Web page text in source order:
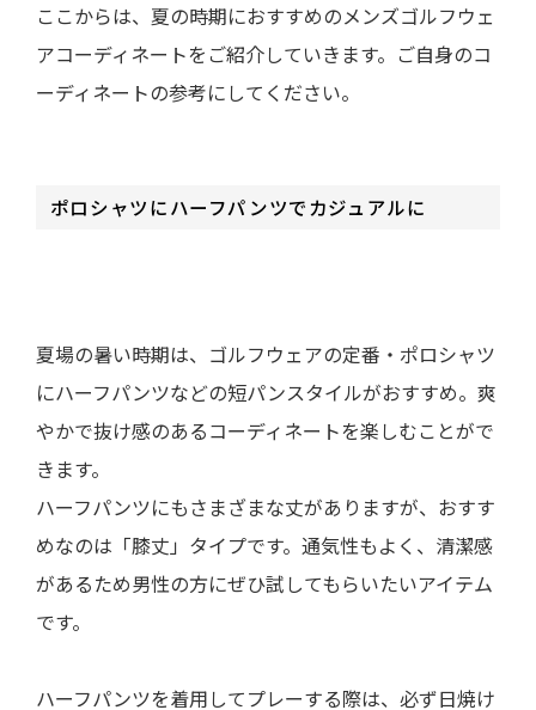
ここからは、夏の時期におすすめのメンズゴルフウェ
アコーディネートをご紹介していきます。ご自身のコ
ーディネートの参考にしてください。
ポロシャツにハーフパンツでカジュアルに
夏場の暑い時期は、ゴルフウェアの定番・ポロシャツ
にハーフパンツなどの短パンスタイルがおすすめ。爽
やかで抜け感のあるコーディネートを楽しむことがで
きます。
ハーフパンツにもさまざまな丈がありますが、おすす
めなのは「膝丈」タイプです。通気性もよく、清潔感
があるため男性の方にぜひ試してもらいたいアイテム
です。
ハーフパンツを着用してプレーする際は、必ず日焼け